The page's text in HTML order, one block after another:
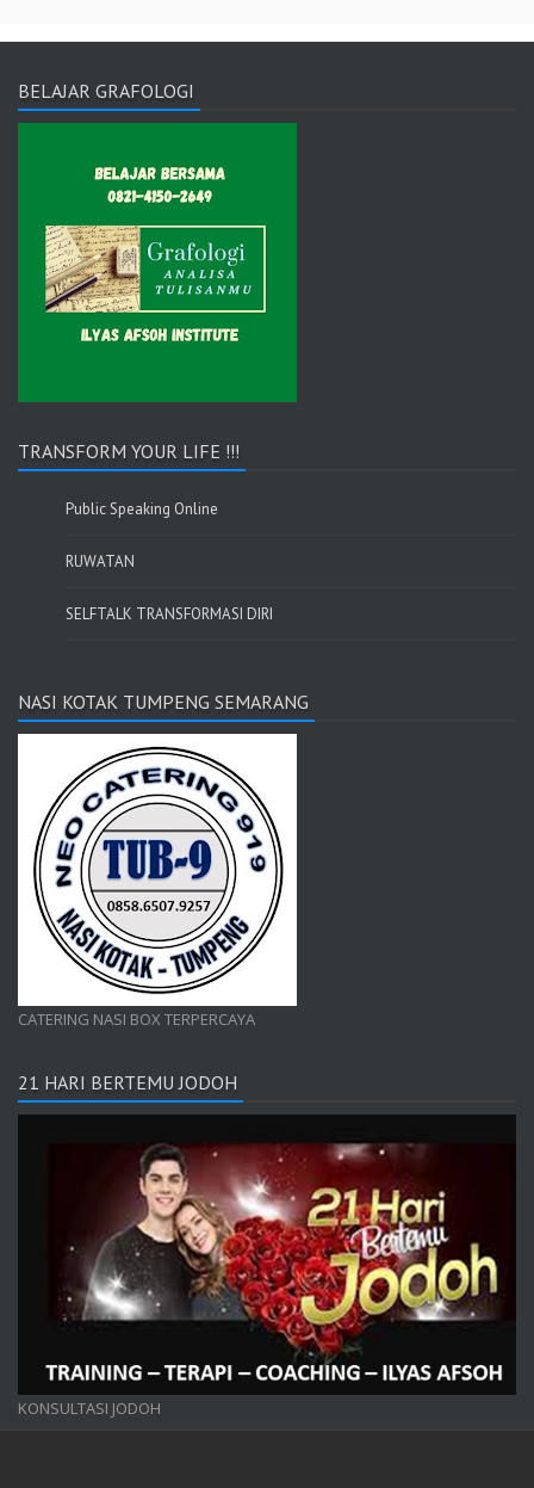
BELAJAR GRAFOLOGI
TRANSFORM YOUR LIFE !!!
Public Speaking Online
RUWATAN
SELFTALK TRANSFORMASI DIRI
NASI KOTAK TUMPENG SEMARANG
CATERING NASI BOX TERPERCAYA
21 HARI BERTEMU JODOH
KONSULTASI JODOH